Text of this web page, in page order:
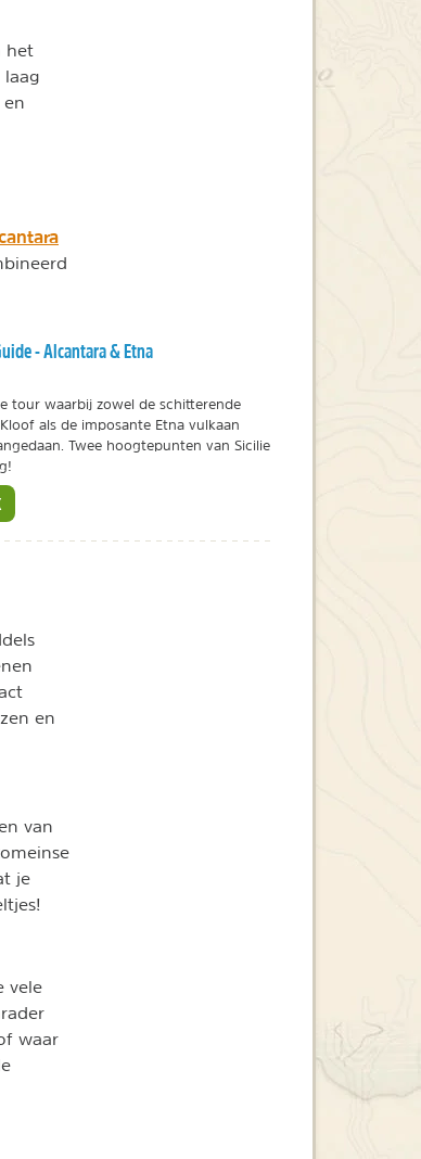
het
laag
en
- Alcantara & Etna
tour waarbij zowel de schitterende
als de imposante Etna vulkaan
Twee hoogtepunten van Sicilie
en
van
je
vele
waar